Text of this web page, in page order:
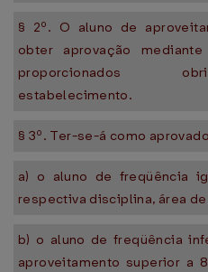
§ 2º. O aluno de
obter aprovação
proporcionados
estabelecimento.
§ 3º. Ter-se-á como
a) o aluno de freqüência
respectiva disciplina, área
b) o aluno de freqüência
aproveitamento superior a